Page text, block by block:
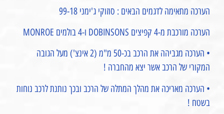
הערכה מתאימה לדגמים הבאים : סוזוקי ג'ימני 99-18
הערכה מורכבת מ-4 קפיצים DOBINSONS ו-4 בולמים MONROE
• הערכה מגביהה את הרכב בכ-50 מ"מ (2 אינצ') מעל הגובה
המקורי של הרכב אשר יצא מהחברה !
• הערכה מאריכה את מהלך המתלה של הרכב ובכך נותנת לרכב נוחות
בשטח !